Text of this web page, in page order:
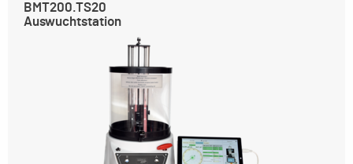
BMT200.TS20
Auswuchtstation